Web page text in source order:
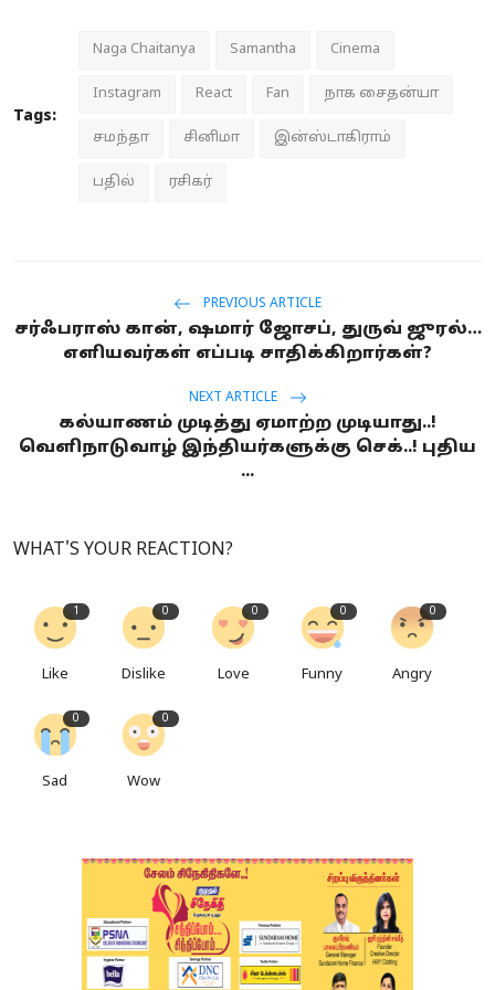
Tags:
Naga Chaitanya Samantha Cinema
Instagram React Fan நாக சைதன்யா
சமந்தா சினிமா இன்ஸ்டாகிராம்
பதில் ரசிகர்
PREVIOUS ARTICLE
சர்ஃபராஸ் கான், ஷமார் ஜோசப், துருவ் ஜுரல்…
எளியவர்கள் எப்படி சாதிக்கிறார்கள்?
NEXT ARTICLE
கல்யாணம் முடித்து ஏமாற்ற முடியாது..!
வெளிநாடுவாழ் இந்தியர்களுக்கு செக்..! புதிய
...
WHAT'S YOUR REACTION?
1
Like
0
Dislike
0
Love
0
Funny
0
Angry
0
Sad
0
Wow